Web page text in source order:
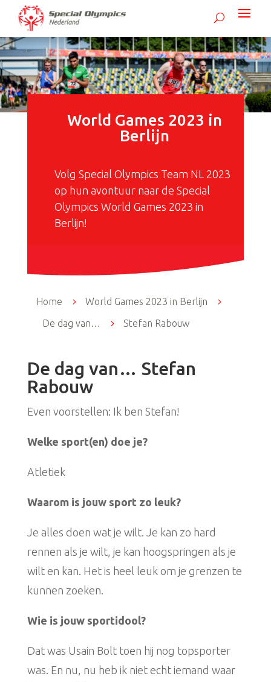
World Games 2023 in
Berlijn
Volg Special Olympics Team NL 2023
op hun avontuur naar de Special
Olympics World Games 2023 in
Berlijn!
Home 5 World Games 2023 in Berlijn
5
De dag van…
5 Stefan Rabouw
De dag van… Stefan
Rabouw
Even voorstellen: Ik ben Stefan!
Welke sport(en) doe je?
Atletiek
Waarom is jouw sport zo leuk?
Je alles doen wat je wilt. Je kan zo hard
rennen als je wilt, je kan hoogspringen als je
wilt en kan. Het is heel leuk om je grenzen te
kunnen zoeken.
Wie is jouw sportidool?
Dat was Usain Bolt toen hij nog topsporter
was. En nu, nu heb ik niet echt iemand waar